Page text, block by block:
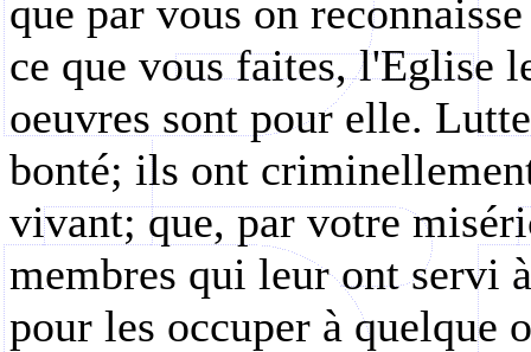
que par vous on
ce que vous faites, l'Eglise
oeuvres sont pour elle.
bonté; ils ont
vivant; que, par votre
membres qui leur ont servi
pour les occuper à quelque